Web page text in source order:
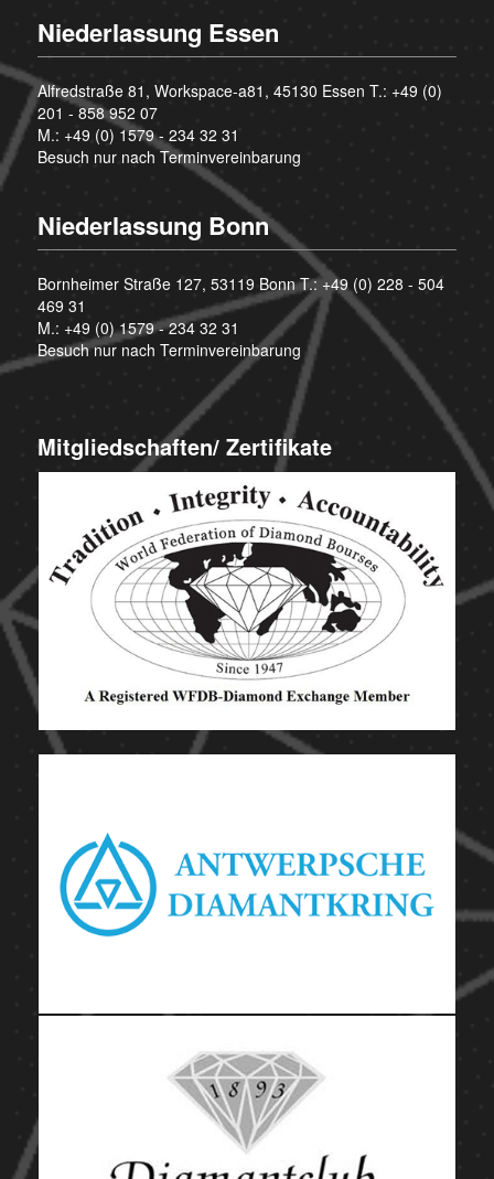
Niederlassung Essen
Alfredstraße 81, Workspace-a81, 45130 Essen T.: +49 (0)
201 - 858 952 07
M.: +49 (0) 1579 - 234 32 31
Besuch nur nach Terminvereinbarung
Niederlassung Bonn
Bornheimer Straße 127, 53119 Bonn T.:+49 (0) 228 - 504
469 31
M.: +49 (0) 1579 - 234 32 31
Besuch nur nach Terminvereinbarung
Mitgliedschaften/ Zertifikate